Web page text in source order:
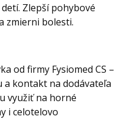
Zlepší pohybové
zmierni bolesti.
od firmy Fysiomed CS –
kontakt na dodávateľa
využiť na horné
i celotelovo